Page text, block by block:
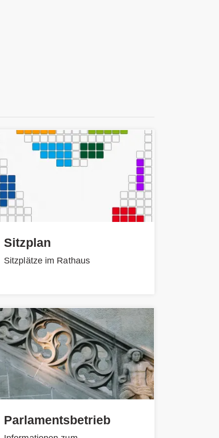
Sitzplan
Sitzplätze im Rathaus
Parlamentsbetrieb